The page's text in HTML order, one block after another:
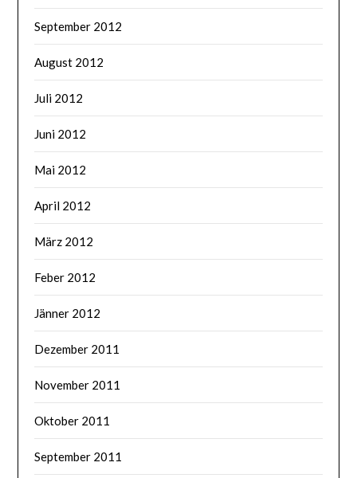
September 2012
August 2012
Juli 2012
Juni 2012
Mai 2012
April 2012
März 2012
Feber 2012
Jänner 2012
Dezember 2011
November 2011
Oktober 2011
September 2011